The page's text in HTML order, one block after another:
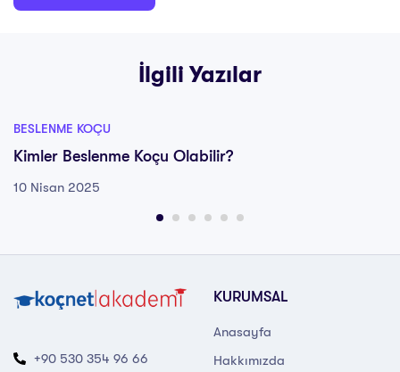
İlgili Yazılar
BESLENME KOÇU
Kimler Beslenme Koçu Olabilir?
10 Nisan 2025
+90 530 354 96 66
KURUMSAL
Anasayfa
Hakkımızda